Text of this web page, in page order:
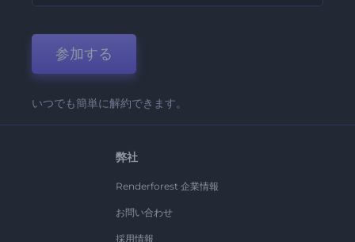
参加する
いつでも簡単に解約できます。
弊社
Renderforest 企業情報
お問い合わせ
採用情報